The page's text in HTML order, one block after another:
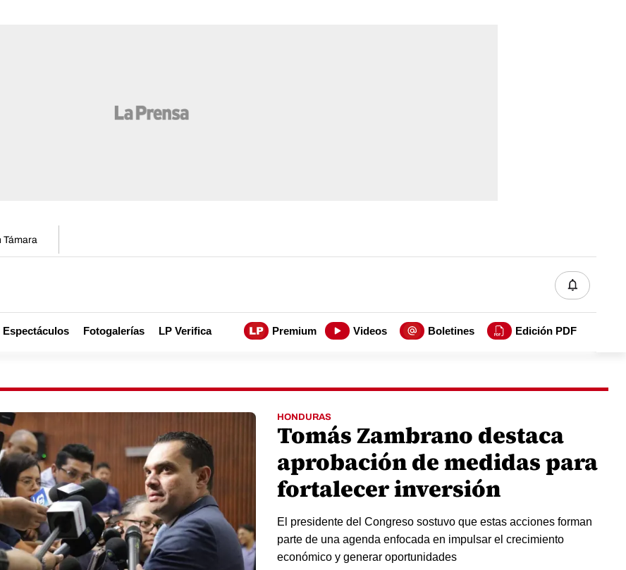
Támara
Espectáculos Fotogalerías LP Verifica Premium Videos Boletines Edición PDF
HONDURAS
Tomás Zambrano destaca
aprobación de medidas para
fortalecer inversión
El presidente del Congreso sostuvo que estas acciones forman
parte de una agenda enfocada en impulsar el crecimiento
económico y generar oportunidades